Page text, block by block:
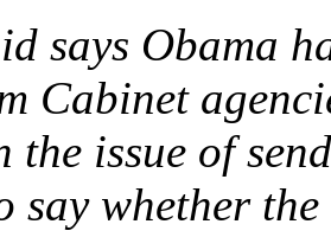
says Obama
Cabinet
the issue of
say whether